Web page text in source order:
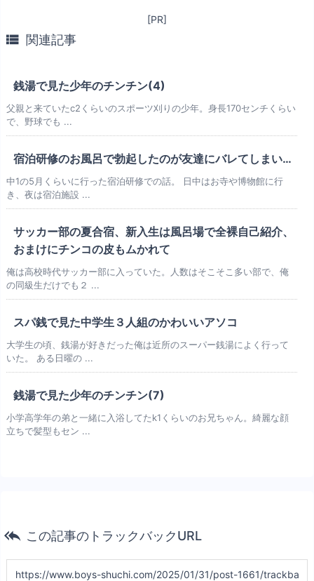
[PR]
 関連記事
銭湯で見た少年のチンチン(4)
父親と来ていたc2くらいのスポーツ刈りの少年。身長170センチくらい
で、野球でも ...
宿泊研修のお風呂で勃起したのが友達にバレてしまい…
中1の5月くらいに行った宿泊研修での話。 日中はお寺や博物館に行
き、夜は宿泊施設 ...
サッカー部の夏合宿、新入生は風呂場で全裸自己紹介、
おまけにチンコの皮もムかれて
俺は高校時代サッカー部に入っていた。人数はそこそこ多い部で、俺
の同級生だけでも２ ...
スパ銭で見た中学生３人組のかわいいアソコ
大学生の頃、銭湯が好きだった俺は近所のスーパー銭湯によく行って
いた。 ある日曜の ...
銭湯で見た少年のチンチン(7)
小学高学年の弟と一緒に入浴してたk1くらいのお兄ちゃん。綺麗な顔
立ちで髪型もセン ...
 この記事のトラックバックURL